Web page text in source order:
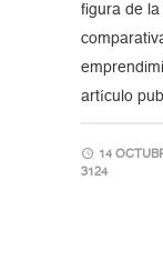
figura de
artículo
14
3124